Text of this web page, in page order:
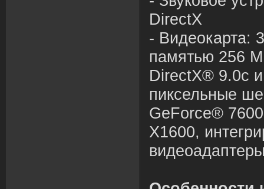
DirectX
- Видеокарта:
памятью 256
DirectX® 9.0с
пиксельные
GeForce®
X1600,
в